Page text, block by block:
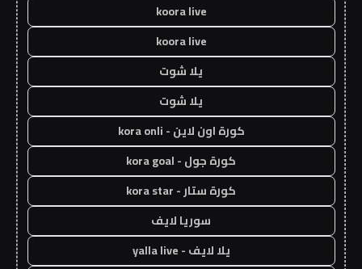
koora live
koora live
يلا شوت
يلا شوت
كورة اون لاين - kora onli
كورة جول - kora goal
كورة ستار - kora star
سوريا لايف
يلا لايف - yalla live